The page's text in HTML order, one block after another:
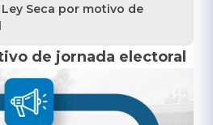
Ley Seca por motivo de
de jornada electoral